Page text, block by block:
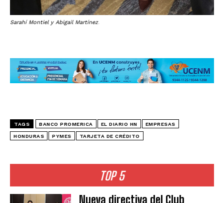
TOP 5
Nueva directiva del Club
Sarahí Montiel y Abigail Martínez.
TAGS BANCO PROMERICA EL DIARIO HN EMPRESAS
HONDURAS PYMES TARJETA DE CRÉDITO